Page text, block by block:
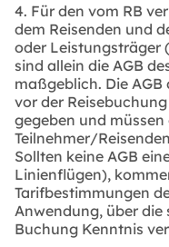
4. Für den vom RB
dem Reisenden und
oder Leistungsträger
sind allein die AGB
maßgeblich. Die
vor der
gegeben und müssen
Teilnehmer/
Sollten keine AGB
Linienflügen),
Tarifbestimmungen
Anwendung, über die
Buchung Kenntnis